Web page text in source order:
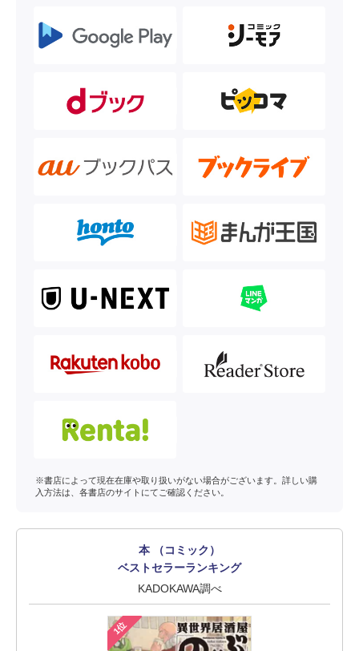
※書店によって現在在庫や取り扱いがない場合がございます。詳しい購
入方法は、各書店のサイトにてご確認ください。
本 （コミック）
ベストセラーランキング
KADOKAWA調べ
1位